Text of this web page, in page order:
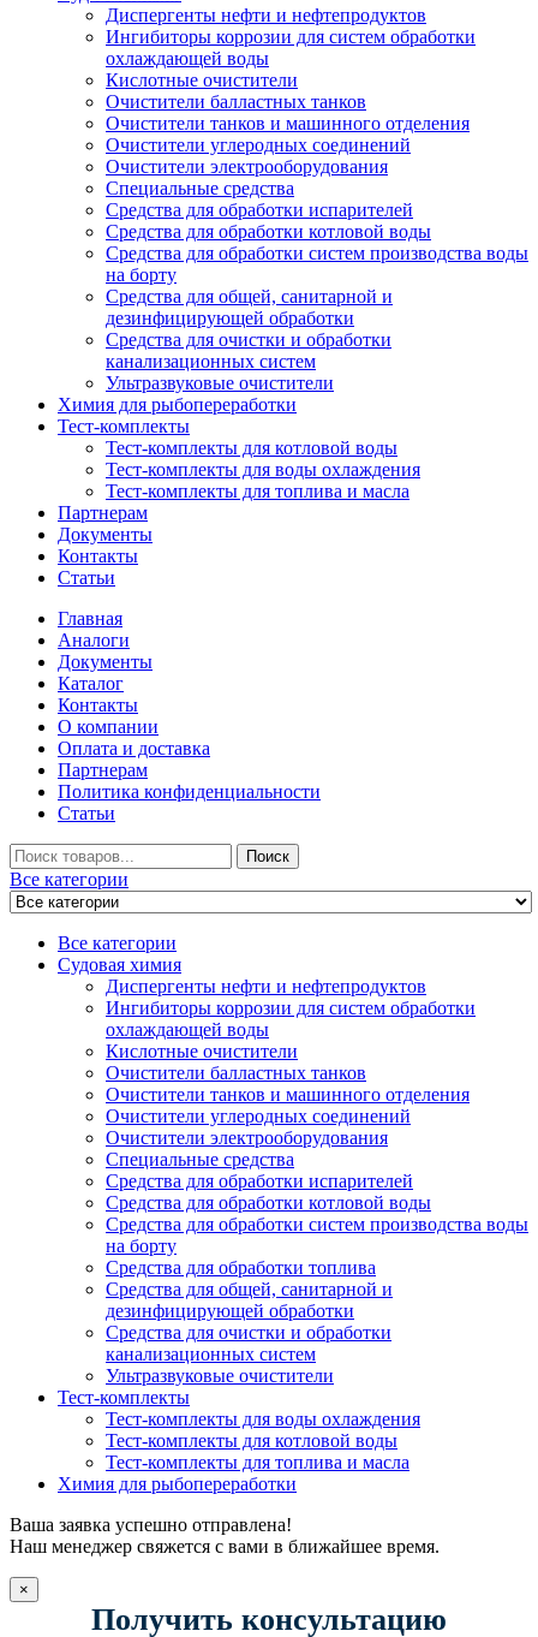
Диспергенты нефти и нефтепродуктов
Ингибиторы коррозии для систем обработки
охлаждающей воды
Кислотные очистители
Очистители балластных танков
Очистители танков и машинного отделения
Очистители углеродных соединений
Очистители электрооборудования
Специальные средства
Средства для обработки испарителей
Средства для обработки котловой воды
Средства для обработки систем производства воды
на борту
Средства для общей, санитарной и
дезинфицирующей обработки
Средства для очистки и обработки
канализационных систем
Ультразвуковые очистители
Химия для рыбопереработки
Тест-комплекты
Тест-комплекты для котловой воды
Тест-комплекты для воды охлаждения
Тест-комплекты для топлива и масла
Партнерам
Документы
Контакты
Статьи
Главная
Аналоги
Документы
Каталог
Контакты
О компании
Оплата и доставка
Партнерам
Политика конфиденциальности
Статьи
Искать
Поиск
Все категории
Все категории
Судовая химия
Диспергенты нефти и нефтепродуктов
Ингибиторы коррозии для систем обработки
охлаждающей воды
Кислотные очистители
Очистители балластных танков
Очистители танков и машинного отделения
Очистители углеродных соединений
Очистители электрооборудования
Специальные средства
Средства для обработки испарителей
Средства для обработки котловой воды
Средства для обработки систем производства воды
на борту
Средства для обработки топлива
Средства для общей, санитарной и
дезинфицирующей обработки
Средства для очистки и обработки
канализационных систем
Ультразвуковые очистители
Тест-комплекты
Тест-комплекты для воды охлаждения
Тест-комплекты для котловой воды
Тест-комплекты для топлива и масла
Химия для рыбопереработки
Ваша заявка успешно отправлена!
Наш менеджер свяжется с вами в ближайшее время.
×
Получить консультацию